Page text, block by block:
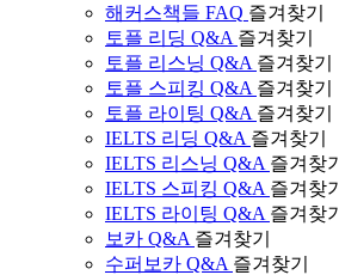
해커스책들 FAQ 즐겨찾기
토플 리딩 Q&A 즐겨찾기
토플 리스닝 Q&A 즐겨찾기
토플 스피킹 Q&A 즐겨찾기
토플 라이팅 Q&A 즐겨찾기
IELTS 리딩 Q&A 즐겨찾기
IELTS 리스닝 Q&A 즐겨찾기
IELTS 스피킹 Q&A 즐겨찾기
IELTS 라이팅 Q&A 즐겨찾기
보카 Q&A 즐겨찾기
수퍼보카 Q&A 즐겨찾기